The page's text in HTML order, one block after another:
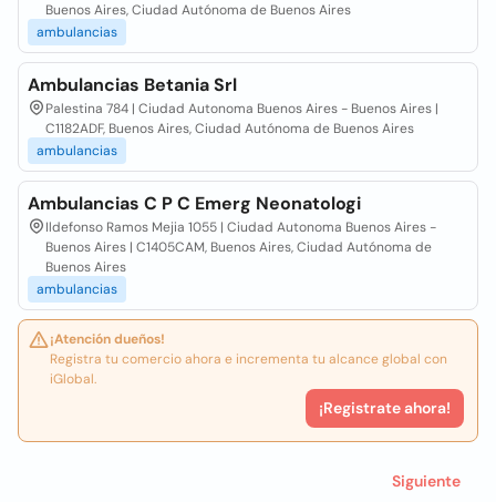
Buenos Aires, Ciudad Autónoma de Buenos Aires
ambulancias
Ambulancias Betania Srl
Palestina 784 | Ciudad Autonoma Buenos Aires - Buenos Aires |
C1182ADF, Buenos Aires, Ciudad Autónoma de Buenos Aires
ambulancias
Ambulancias C P C Emerg Neonatologi
Ildefonso Ramos Mejia 1055 | Ciudad Autonoma Buenos Aires -
Buenos Aires | C1405CAM, Buenos Aires, Ciudad Autónoma de
Buenos Aires
ambulancias
¡Atención dueños!
Registra tu comercio ahora e incrementa tu alcance global con
iGlobal.
¡Registrate ahora!
Siguiente